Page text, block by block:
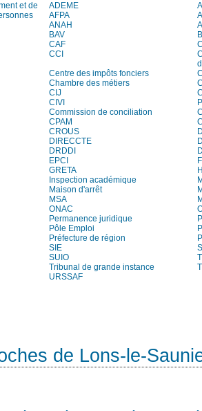
et de
ADEME
AFPA
ANAH
BAV
CAF
CCI
Centre des impôts fonciers
Chambre des métiers
CIJ
CIVI
Commission de conciliation
CPAM
CROUS
DIRECCTE
DRDDI
EPCI
GRETA
Inspection académique
Maison d'arrêt
MSA
ONAC
Permanence juridique
Pôle Emploi
Préfecture de région
SIE
SUIO
Tribunal de grande instance
URSSAF
de Lons-le-